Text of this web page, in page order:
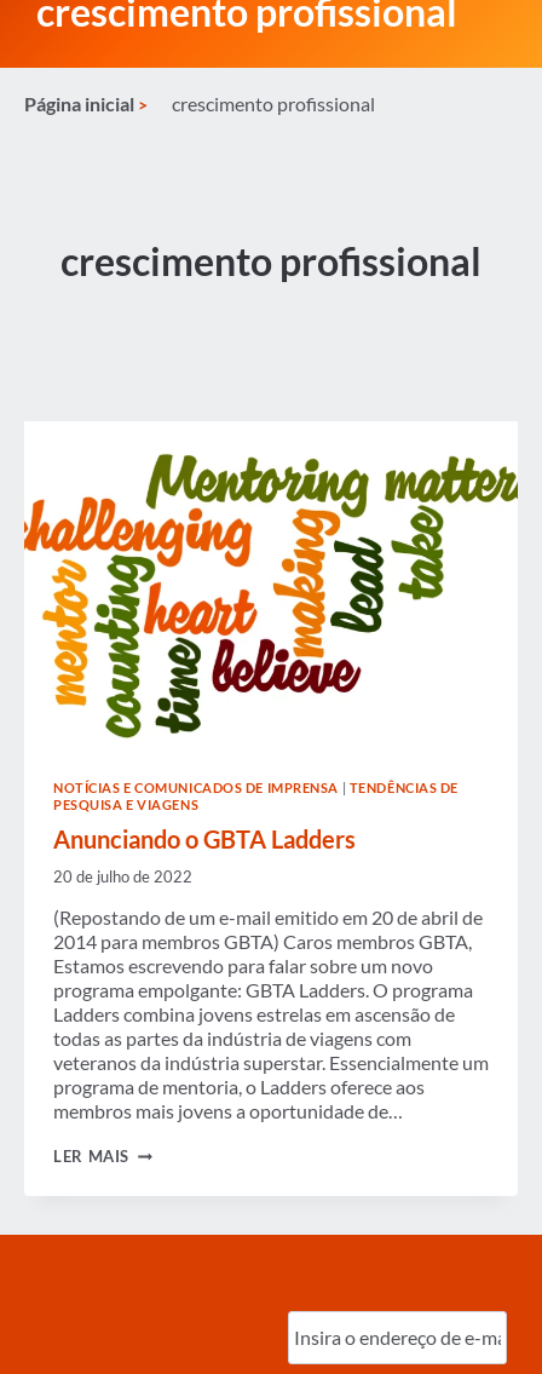
crescimento profissional
Página inicial crescimento profissional
crescimento profissional
NOTÍCIAS E COMUNICADOS DE IMPRENSA
TENDÊNCIAS DE
PESQUISA E VIAGENS
Anunciando o GBTA Ladders
20 de julho de 2022
(Repostando de um e-mail emitido em 20 de abril de
2014 para membros GBTA) Caros membros GBTA,
Estamos escrevendo para falar sobre um novo
programa empolgante: GBTA Ladders. O programa
Ladders combina jovens estrelas em ascensão de
todas as partes da indústria de viagens com
veteranos da indústria superstar. Essencialmente um
programa de mentoria, o Ladders oferece aos
membros mais jovens a oportunidade de…
LER MAIS ANUNCIANDO
Digite
o
e-